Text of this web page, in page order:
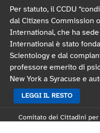
Per statuto, il CCDU
dal Citizens Commission
International, che ha
International è stato
Scientology e dal
professore emerito di
New York a Syracuse e
LEGGI IL RESTO
Comitato dei Cittadini per